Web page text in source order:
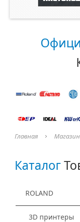
Главная Магазин
Каталог
ROLAND
3D принтеры